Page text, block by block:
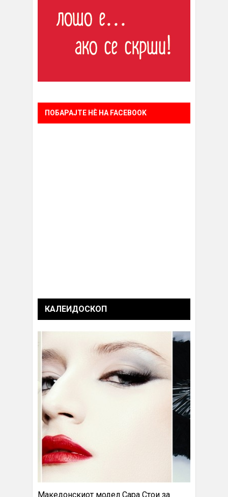
ПОБАРАЈТЕ НÈ НА FACEBOOK
КАЛЕИДОСКОП
Македонскиот модел Сара Стои за